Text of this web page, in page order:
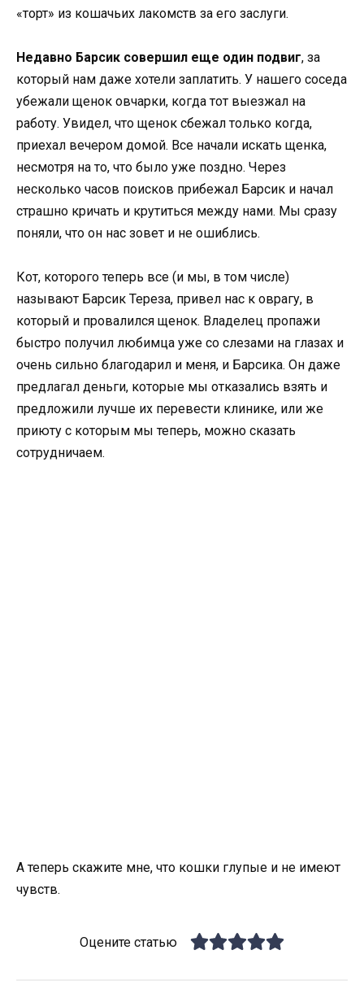
«торт» из кошачьих лакомств за его заслуги.
Недавно Барсик совершил еще один подвиг, за
который нам даже хотели заплатить. У нашего соседа
убежали щенок овчарки, когда тот выезжал на
работу. Увидел, что щенок сбежал только когда,
приехал вечером домой. Все начали искать щенка,
несмотря на то, что было уже поздно. Через
несколько часов поисков прибежал Барсик и начал
страшно кричать и крутиться между нами. Мы сразу
поняли, что он нас зовет и не ошиблись.
Кот, которого теперь все (и мы, в том числе)
называют Барсик Тереза, привел нас к оврагу, в
который и провалился щенок. Владелец пропажи
быстро получил любимца уже со слезами на глазах и
очень сильно благодарил и меня, и Барсика. Он даже
предлагал деньги, которые мы отказались взять и
предложили лучше их перевести клинике, или же
приюту с которым мы теперь, можно сказать
сотрудничаем.
А теперь скажите мне, что кошки глупые и не имеют
чувств.
Оцените статью